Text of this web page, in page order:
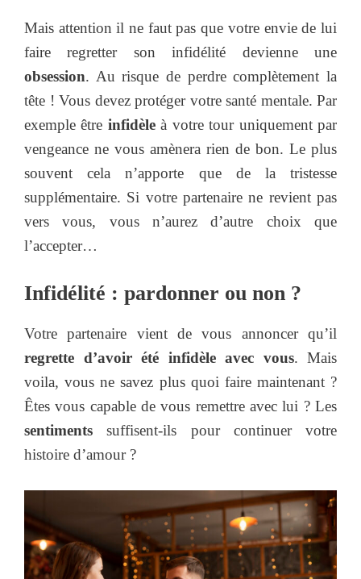
Mais attention il ne faut pas que votre envie de lui
faire regretter son infidélité devienne une
obsession. Au risque de perdre complètement la
tête ! Vous devez protéger votre santé mentale. Par
exemple être infidèleà votre tour uniquement par
vengeance ne vous amènera rien de bon. Le plus
souvent cela n’apporte que de la tristesse
supplémentaire. Si votre partenaire ne revient pas
vers vous, vous n’aurez d’autre choix que
l’accepter…
Infidélité : pardonner ou non ?
Votre partenaire vient de vous annoncer qu’il
regrette d’avoir été infidèle avec vous. Mais
voila, vous ne savez plus quoi faire maintenant ?
Êtes vous capable de vous remettre avec lui ? Les
sentiments suffisent-ils pour continuer votre
histoire d’amour ?